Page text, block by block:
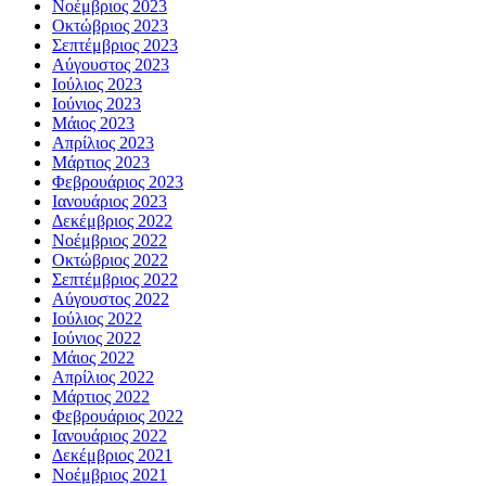
Νοέμβριος 2023
Οκτώβριος 2023
Σεπτέμβριος 2023
Αύγουστος 2023
Ιούλιος 2023
Ιούνιος 2023
Μάιος 2023
Απρίλιος 2023
Μάρτιος 2023
Φεβρουάριος 2023
Ιανουάριος 2023
Δεκέμβριος 2022
Νοέμβριος 2022
Οκτώβριος 2022
Σεπτέμβριος 2022
Αύγουστος 2022
Ιούλιος 2022
Ιούνιος 2022
Μάιος 2022
Απρίλιος 2022
Μάρτιος 2022
Φεβρουάριος 2022
Ιανουάριος 2022
Δεκέμβριος 2021
Νοέμβριος 2021